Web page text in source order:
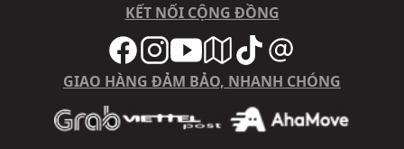
KẾT NỐI CỘNG ĐỒNG
GIAO HÀNG ĐẢM BẢO, NHANH CHÓNG